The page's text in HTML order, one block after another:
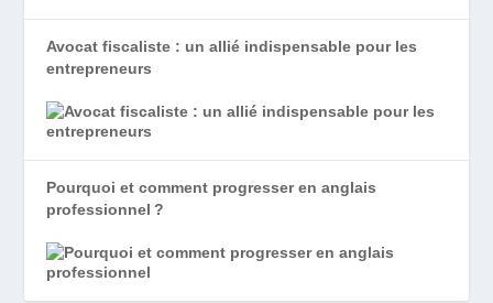
Avocat fiscaliste : un allié indispensable pour les
entrepreneurs
Pourquoi et comment progresser en anglais
professionnel ?